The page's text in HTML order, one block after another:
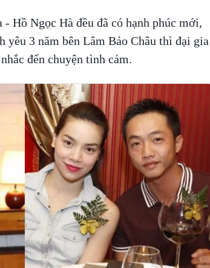
Hồ Ngọc Hà đều đã có hạnh phúc mới,
yêu 3 năm bên Lâm Bảo Châu thì đại gia
đến chuyện tình cảm.